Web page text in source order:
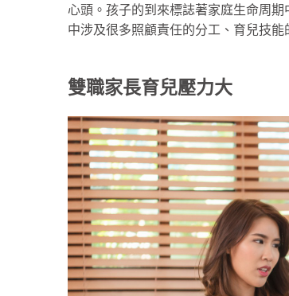
心頭。孩子的到來標誌著家庭生命周期
中涉及很多照顧責任的分工、育兒技
雙職家長育兒壓力大